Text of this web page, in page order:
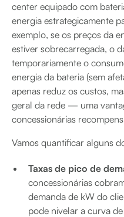
center equipado com
energia estrategicamente
exemplo, se os preços da
estiver sobrecarregada, o
temporariamente o
energia da bateria (sem
apenas reduz os custos,
geral da rede — uma
concessionárias
Vamos quantificar alguns
Taxas de pico de
concessionárias
demanda de kW do
pode nivelar a curva